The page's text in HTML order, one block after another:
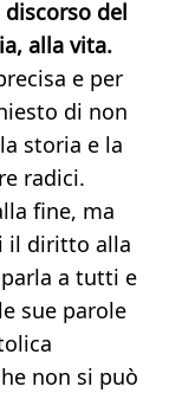
del
alla vita.
e per
di non
storia e la
radici.
fine, ma
il diritto alla
a tutti e
sue parole
non si può